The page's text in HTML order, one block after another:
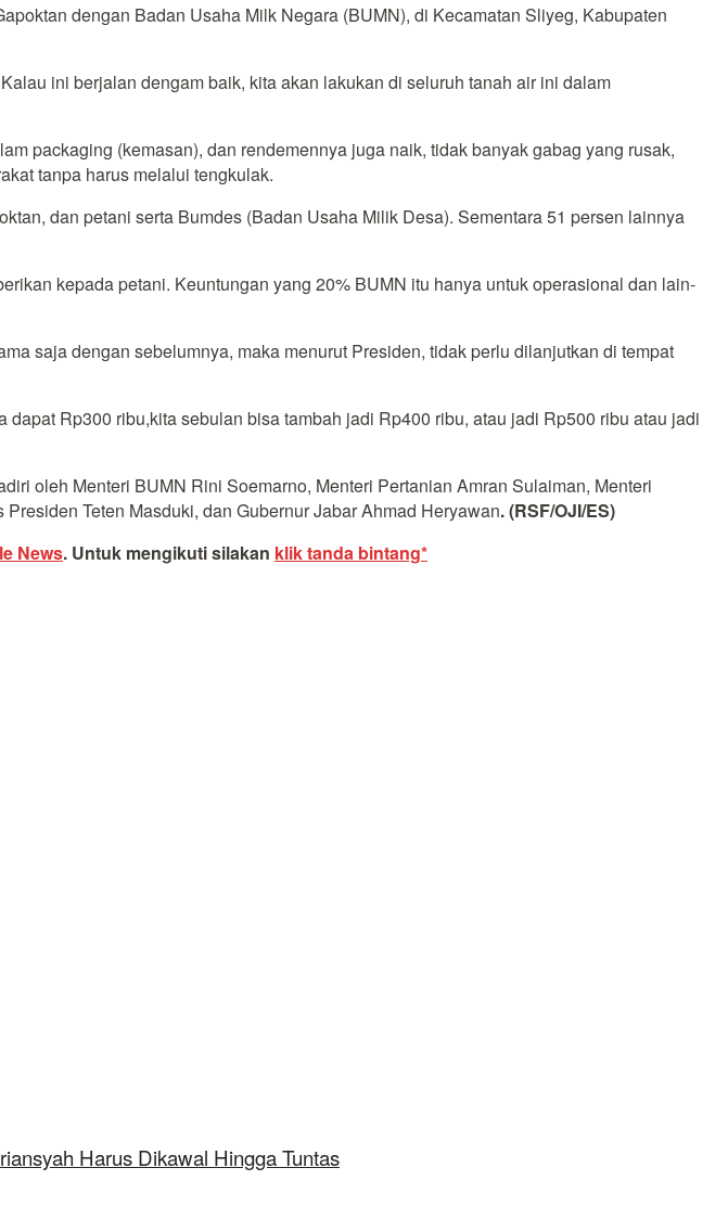
dengan Badan Usaha Milk Negara (BUMN), di Kecamatan Sliyeg, Kabupaten
ini berjalan dengam baik, kita akan lakukan di seluruh tanah air ini dalam
packaging (kemasan), dan rendemennya juga naik, tidak banyak gabag yang rusak,
tanpa harus melalui tengkulak.
dan petani serta Bumdes (Badan Usaha Milik Desa). Sementara 51 persen lainnya
kepada petani. Keuntungan yang 20% BUMN itu hanya untuk operasional dan lain-
saja dengan sebelumnya, maka menurut Presiden, tidak perlu dilanjutkan di tempat
Rp300 ribu,kita sebulan bisa tambah jadi Rp400 ribu, atau jadi Rp500 ribu atau jadi
oleh Menteri BUMN Rini Soemarno, Menteri Pertanian Amran Sulaiman, Menteri
Teten Masduki, dan Gubernur Jabar Ahmad Heryawan. (RSF/OJI/ES)
News. Untuk mengikuti silakan klik tanda bintang*
Harus Dikawal Hingga Tuntas